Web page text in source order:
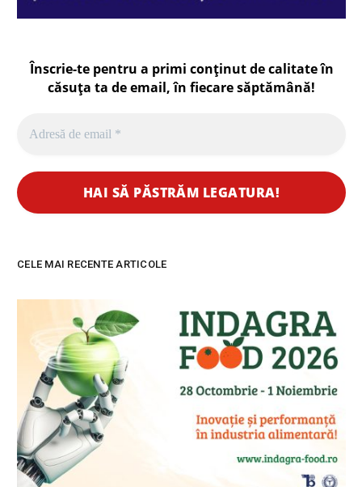
Înscrie-te pentru a primi conținut de calitate în
căsuța ta de email, în fiecaresăptămână!
CELE MAI RECENTE ARTICOLE